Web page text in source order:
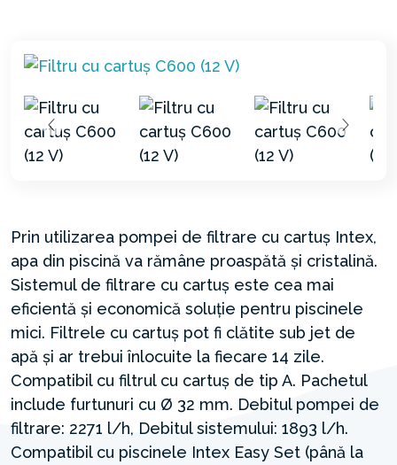
Prin utilizarea pompei de filtrare cu cartuș Intex,
apa din piscină va rămâne proaspătă și cristalină.
Sistemul de filtrare cu cartuș este cea mai
eficientă și economică soluție pentru piscinele
mici. Filtrele cu cartuș pot fi clătite sub jet de
apă și ar trebui înlocuite la fiecare 14 zile.
Compatibil cu filtrul cu cartuș de tip A. Pachetul
include furtunuri cu Ø 32 mm. Debitul pompei de
filtrare: 2271 l/h, Debitul sistemului: 1893 l/h.
Compatibil cu piscinele Intex Easy Set (până la